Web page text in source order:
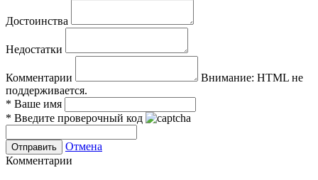
Достоинства
Недостатки
Комментарии Внимание: HTML не
поддерживается.
* Ваше имя
* Введите проверочный код
Отмена
Комментарии